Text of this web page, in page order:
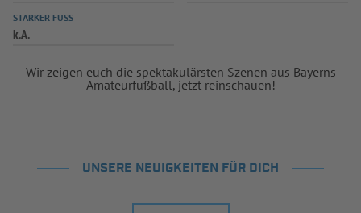
STARKER FUSS
k.A.
Wir zeigen euch die spektakulärsten Szenen aus Bayerns
Amateurfußball, jetzt reinschauen!
UNSERE NEUIGKEITEN FÜR DICH